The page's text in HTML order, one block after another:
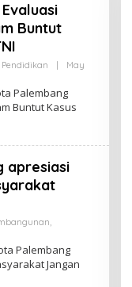
Buntut
Pendidikan
May
Palembang
Buntut Kasus
apresiasi
,
Palembang
Jangan